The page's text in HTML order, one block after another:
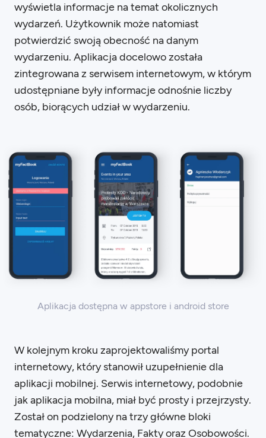
wyświetla informacje na temat okolicznych
wydarzeń. Użytkownik może natomiast
potwierdzić swoją obecność na danym
wydarzeniu. Aplikacja docelowo została
zintegrowana z serwisem internetowym, w którym
udostępniane były informacje odnośnie liczby
osób, biorących udział w wydarzeniu.
Aplikacja dostępna w appstore i android store
W kolejnym kroku zaprojektowaliśmy portal
internetowy, który stanowił uzupełnienie dla
aplikacji mobilnej. Serwis internetowy, podobnie
jak aplikacja mobilna, miał być prosty i przejrzysty.
Został on podzielony na trzy główne bloki
tematyczne: Wydarzenia, Fakty oraz Osobowości.